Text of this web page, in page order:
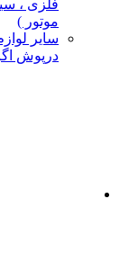
فلزی ،
موتور )
سایر
درپوش